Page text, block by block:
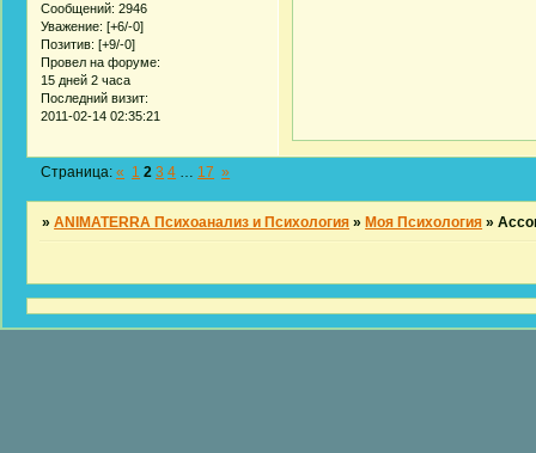
Сообщений: 2946
Уважение: [+6/-0]
Позитив: [+9/-0]
Провел на форуме:
15 дней 2 часа
Последний визит:
2011-02-14 02:35:21
Страница:« 1 2 3 4 … 17 »
»ANIMATERRA Психоанализ и Психология » Моя Психология »